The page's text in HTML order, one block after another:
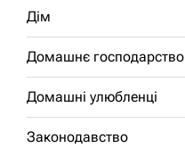
Дім
Домашнє господарство
Домашні улюбленці
Законодавство